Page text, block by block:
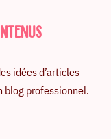
idées d’articles
blog professionnel.